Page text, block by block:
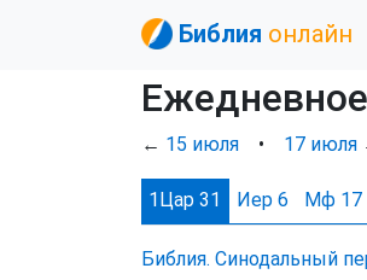
Библия онлайн
← 15 июля • 17 июля
1Цар 31 Иер 6 Мф 17
Библия. Синодальный